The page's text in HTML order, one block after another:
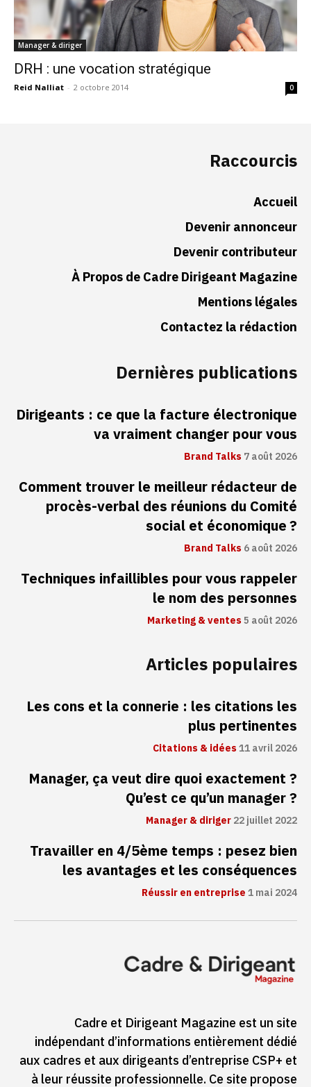
Manager & diriger
DRH : une vocation stratégique
Reid Nalliat - 2 octobre 2014 0
Raccourcis
Accueil
Devenir annonceur
Devenir contributeur
À Propos de Cadre Dirigeant Magazine
Mentions légales
Contactez la rédaction
Dernières publications
Dirigeants : ce que la facture électronique
va vraiment changer pour vous
Brand Talks7 août 2026
Comment trouver le meilleur rédacteur de
procès-verbal des réunions du Comité
social et économique ?
Brand Talks6 août 2026
Techniques infaillibles pour vous rappeler
le nom des personnes
Marketing & ventes5 août 2026
Articles populaires
Les cons et la connerie : les citations les
plus pertinentes
Citations & idées11 avril 2026
Manager, ça veut dire quoi exactement ?
Qu’est ce qu’un manager ?
Manager & diriger22 juillet 2022
Travailler en 4/5ème temps : pesez bien
les avantages et les conséquences
Réussir en entreprise1 mai 2024
Cadre et Dirigeant Magazine est un site
indépendant d’informations entièrement dédié
aux cadres et aux dirigeants d’entreprise CSP+ et
à leur réussite professionnelle. Ce site propose